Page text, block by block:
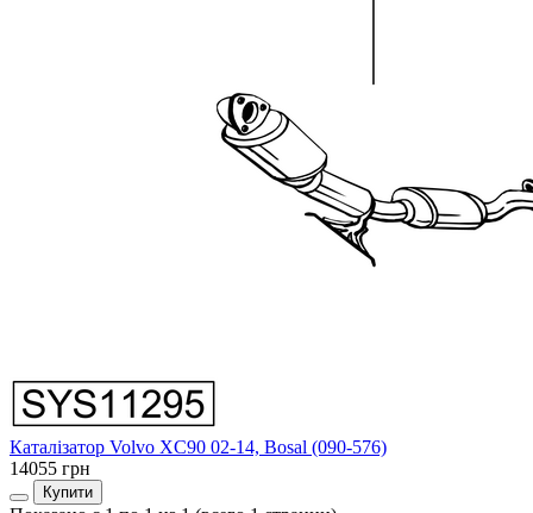
Каталізатор Volvo XC90 02-14, Bosal (090-576)
14055 грн
Купити